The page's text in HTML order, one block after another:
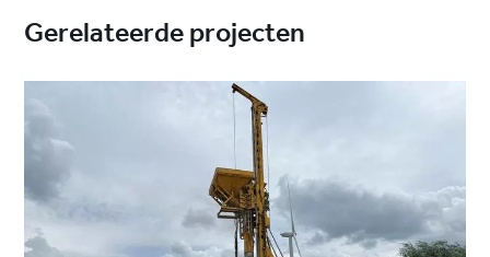
Gerelateerde projecten
Project
image